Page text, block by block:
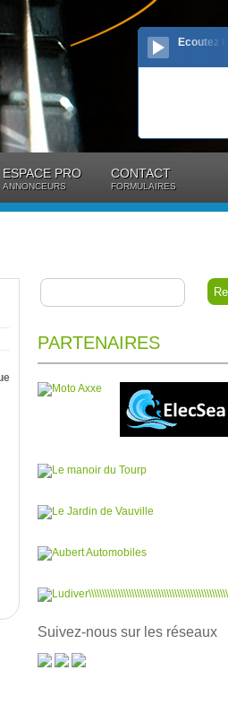
ESPACE PRO
ANNONCEURS
CONTACT
FORMULAIRES
PARTENAIRES
Suivez-nous sur les réseaux